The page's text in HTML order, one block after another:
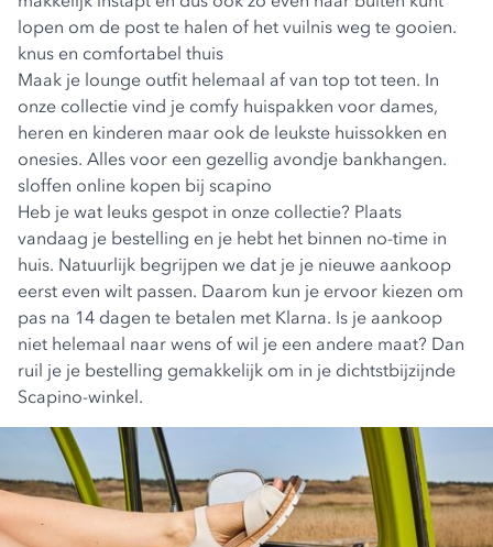
lopen om de post te halen of het vuilnis weg te gooien.
knus en comfortabel thuis
Maak je lounge outfit helemaal af van top tot teen. In
onze collectie vind je comfy huispakken voor dames,
heren en kinderen maar ook de leukste huissokken en
onesies. Alles voor een gezellig avondje bankhangen.
sloffen online kopen bij scapino
Heb je wat leuks gespot in onze collectie? Plaats
vandaag je bestelling en je hebt het binnen no-time in
huis. Natuurlijk begrijpen we dat je je nieuwe aankoop
eerst even wilt passen. Daarom kun je ervoor kiezen om
pas na 14 dagen te betalen met Klarna. Is je aankoop
niet helemaal naar wens of wil je een andere maat? Dan
ruil je je bestelling gemakkelijk om in je dichtstbijzijnde
Scapino-winkel.